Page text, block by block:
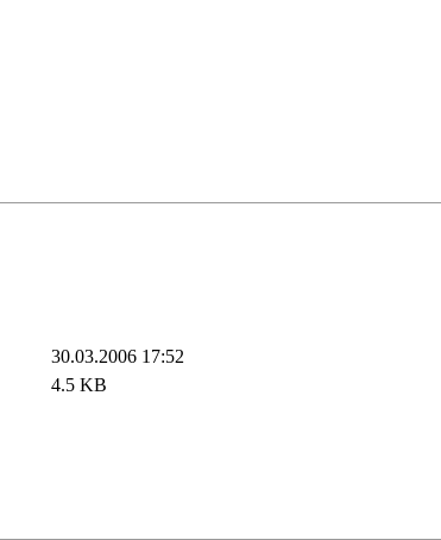
30.03.2006 17:52
4.5 KB